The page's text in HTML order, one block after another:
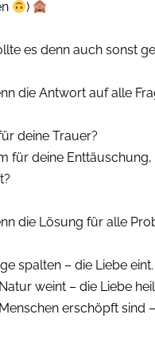
)
es denn auch sonst
die Antwort auf alle
deine Trauer?
für deine Enttäuschung,
die Lösung für alle
spalten – die Liebe eint.
weint – die Liebe
erschöpft sind